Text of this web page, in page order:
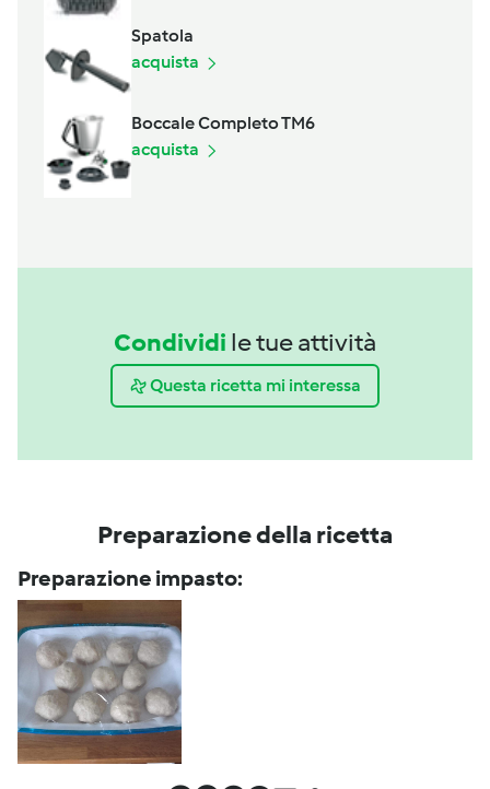
Spatola
acquista
Boccale Completo TM6
acquista
Condividi le tue attività
Questa ricetta mi interessa
Preparazione della ricetta
Preparazione impasto: